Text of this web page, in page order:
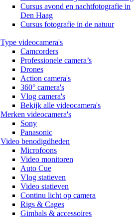
Cursus avond en nachtfotografie in
Den Haag
Cursus fotografie in de natuur
Type videocamera's
Camcorders
Professionele camera’s
Drones
Action camera's
360° camera's
Vlog camera's
Bekijk alle videocamera's
Merken videocamera's
Sony
Panasonic
Video benodigdheden
Microfoons
Video monitoren
Auto Cue
Vlog statieven
Video statieven
Continu licht op camera
Rigs & Cages
Gimbals & accessoires